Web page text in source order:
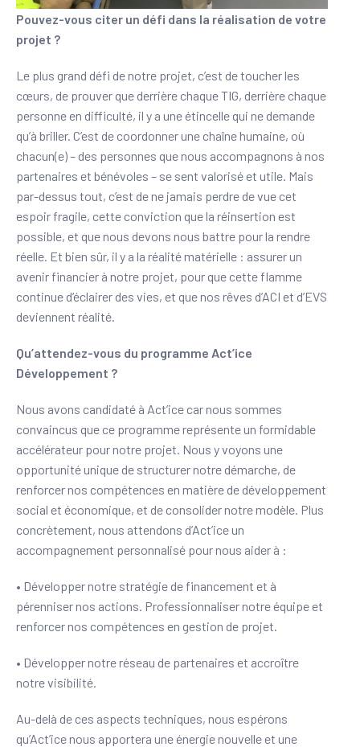
Pouvez-vous citer un défi dans la réalisation de votre
projet ?
Le plus grand défi de notre projet, c’est de toucher les
cœurs, de prouver que derrière chaque TIG, derrière chaque
personne en difficulté, il y a une étincelle qui ne demande
qu’à briller. C’est de coordonner une chaîne humaine, où
chacun(e) – des personnes que nous accompagnons à nos
partenaires et bénévoles – se sent valorisé et utile. Mais
par-dessus tout, c’est de ne jamais perdre de vue cet
espoir fragile, cette conviction que la réinsertion est
possible, et que nous devons nous battre pour la rendre
réelle. Et bien sûr, il y a la réalité matérielle : assurer un
avenir financier à notre projet, pour que cette flamme
continue d’éclairer des vies, et que nos rêves d’ACI et d’EVS
deviennent réalité.
Qu’attendez-vous du programme Act’ice
Développement ?
Nous avons candidaté à Act’ice car nous sommes
convaincus que ce programme représente un formidable
accélérateur pour notre projet. Nous y voyons une
opportunité unique de structurer notre démarche, de
renforcer nos compétences en matière de développement
social et économique, et de consolider notre modèle. Plus
concrètement, nous attendons d’Act’ice un
accompagnement personnalisé pour nous aider à :
• Développer notre stratégie de financement et à
pérenniser nos actions. Professionnaliser notre équipe et
renforcer nos compétences en gestion de projet.
• Développer notre réseau de partenaires et accroître
notre visibilité.
Au-delà de ces aspects techniques, nous espérons
qu’Act’ice nous apportera une énergie nouvelle et une